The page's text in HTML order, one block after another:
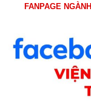
FANPAGE NGÀNH